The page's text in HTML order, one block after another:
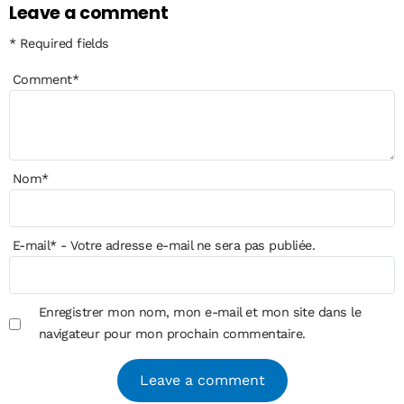
Leave a comment
* Required fields
Comment*
Nom*
E-mail*- Votre adresse e-mail ne sera pas publiée.
Enregistrer mon nom, mon e-mail et mon site dans le
navigateur pour mon prochain commentaire.